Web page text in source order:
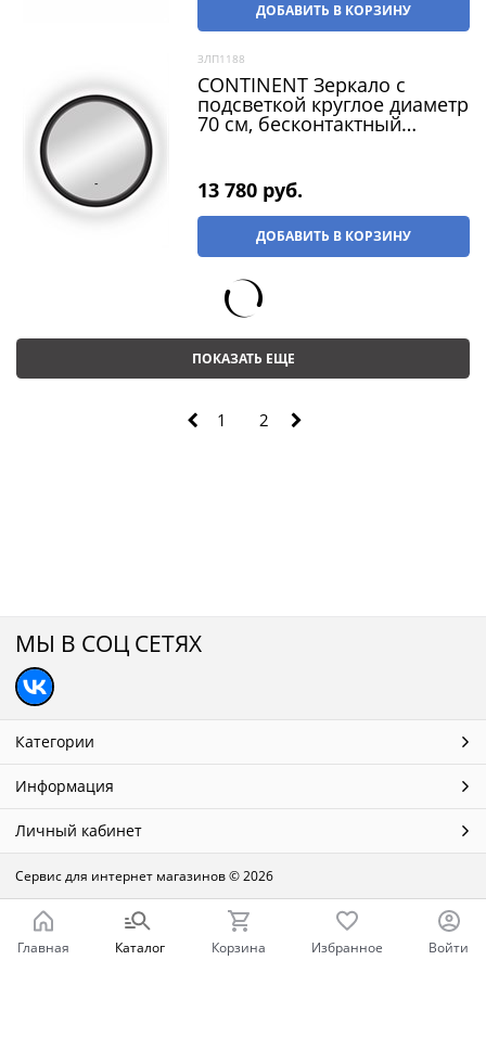
ДОБАВИТЬ В КОРЗИНУ
ЗЛП1188
CONTINENT Зеркало с
подсветкой круглое диаметр
70 см, бесконтактный
13 780 руб.
ДОБАВИТЬ В КОРЗИНУ
ПОКАЗАТЬ ЕЩЕ
1 2
МЫ В СОЦ СЕТЯХ
Категории
Информация
Личный кабинет
Сервис для интернет магазинов© 2026
Главная Каталог Корзина Избранное Войти